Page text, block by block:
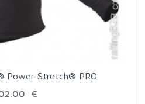
Power Stretch® PRO
€